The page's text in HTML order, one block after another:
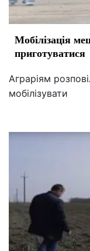
Мобілізація
приготуватися
Аграріям
мобілізувати